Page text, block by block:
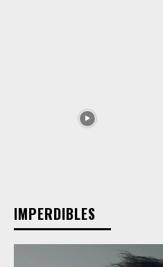
IMPERDIBLES